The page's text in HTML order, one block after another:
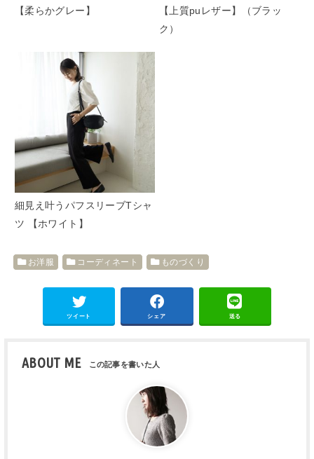
【柔らかグレー】
【上質puレザー】（ブラッ
ク）
細見え叶うパフスリーブTシャ
ツ 【ホワイト】
お洋服 コーディネート ものづくり
ツイート シェア 送る
ABOUT ME